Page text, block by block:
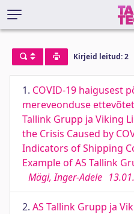
Kirjeid leitud: 2
1. COVID-19 haigusest
mereveonduse
Tallink Grupp ja Viking
the Crisis Caused by
Indicators of Shipping
Example of AS Tallink
Mägi, Inger-Adele
2. AS Tallink Grupp ja